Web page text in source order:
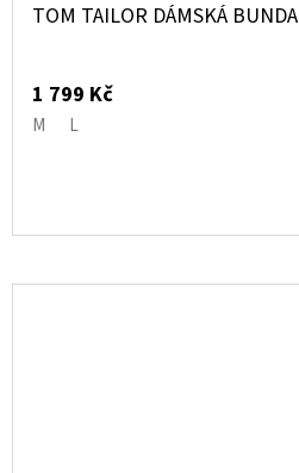
TOM TAILOR DÁMSKÁ BUNDA
1 799 Kč
M L